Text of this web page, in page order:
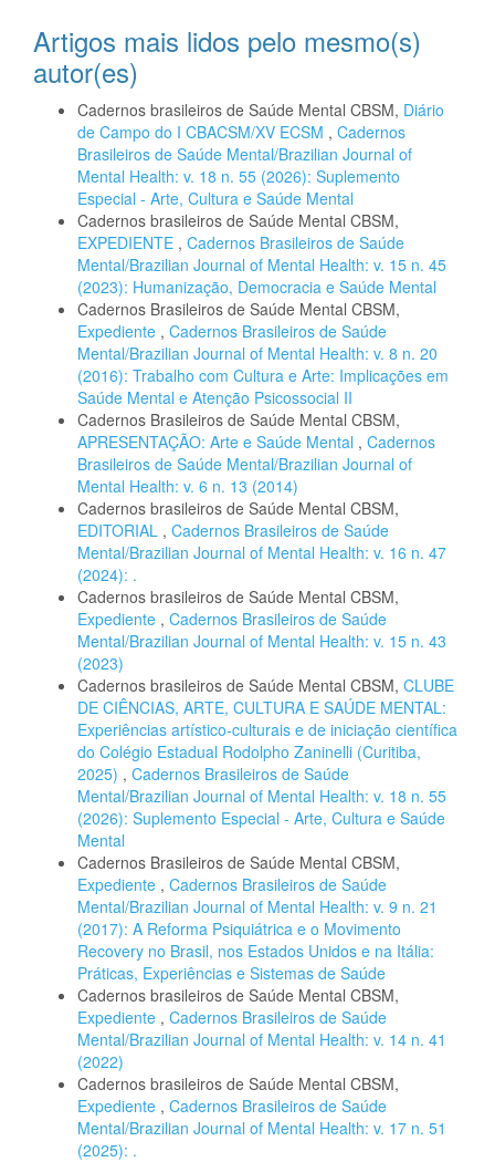
Artigos mais lidos pelo mesmo(s)
autor(es)
Cadernos brasileiros de Saúde Mental CBSM, Diário
de Campo do I CBACSM/XV ECSM , Cadernos
Brasileiros de Saúde Mental/Brazilian Journal of
Mental Health: v. 18 n. 55 (2026): Suplemento
Especial - Arte, Cultura e Saúde Mental
Cadernos brasileiros de Saúde Mental CBSM,
EXPEDIENTE , Cadernos Brasileiros de Saúde
Mental/Brazilian Journal of Mental Health: v. 15 n. 45
(2023): Humanização, Democracia e Saúde Mental
Cadernos Brasileiros de Saúde Mental CBSM,
Expediente , Cadernos Brasileiros de Saúde
Mental/Brazilian Journal of Mental Health: v. 8 n. 20
(2016): Trabalho com Cultura e Arte: Implicações em
Saúde Mental e Atenção Psicossocial II
Cadernos Brasileiros de Saúde Mental CBSM,
APRESENTAÇÃO: Arte e Saúde Mental , Cadernos
Brasileiros de Saúde Mental/Brazilian Journal of
Mental Health: v. 6 n. 13 (2014)
Cadernos brasileiros de Saúde Mental CBSM,
EDITORIAL , Cadernos Brasileiros de Saúde
Mental/Brazilian Journal of Mental Health: v. 16 n. 47
(2024): .
Cadernos brasileiros de Saúde Mental CBSM,
Expediente , Cadernos Brasileiros de Saúde
Mental/Brazilian Journal of Mental Health: v. 15 n. 43
(2023)
Cadernos brasileiros de Saúde Mental CBSM, CLUBE
DE CIÊNCIAS, ARTE, CULTURA E SAÚDE MENTAL:
Experiências artístico-culturais e de iniciação científica
do Colégio Estadual Rodolpho Zaninelli (Curitiba,
2025) , Cadernos Brasileiros de Saúde
Mental/Brazilian Journal of Mental Health: v. 18 n. 55
(2026): Suplemento Especial - Arte, Cultura e Saúde
Mental
Cadernos Brasileiros de Saúde Mental CBSM,
Expediente , Cadernos Brasileiros de Saúde
Mental/Brazilian Journal of Mental Health: v. 9 n. 21
(2017): A Reforma Psiquiátrica e o Movimento
Recovery no Brasil, nos Estados Unidos e na Itália:
Práticas, Experiências e Sistemas de Saúde
Cadernos brasileiros de Saúde Mental CBSM,
Expediente , Cadernos Brasileiros de Saúde
Mental/Brazilian Journal of Mental Health: v. 14 n. 41
(2022)
Cadernos brasileiros de Saúde Mental CBSM,
Expediente , Cadernos Brasileiros de Saúde
Mental/Brazilian Journal of Mental Health: v. 17 n. 51
(2025): .